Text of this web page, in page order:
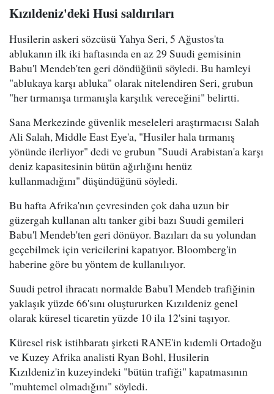
Kızıldeniz'deki Husi saldırıları
Husilerin askeri sözcüsü Yahya Seri, 5 Ağustos'ta
ablukanın ilk iki haftasında en az 29 Suudi gemisinin
Babu'l Mendeb'ten geri döndüğünü söyledi. Bu hamleyi
"ablukaya karşı abluka" olarak nitelendiren Seri, grubun
"her tırmanışa tırmanışla karşılık vereceğini" belirtti.
Sana Merkezinde güvenlik meseleleri araştırmacısı Salah
Ali Salah, Middle East Eye'a, "Husiler hala tırmanış
yönünde ilerliyor" dedi ve grubun "Suudi Arabistan'a karşı
deniz kapasitesinin bütün ağırlığını henüz
kullanmadığını" düşündüğünü söyledi.
Bu hafta Afrika'nın çevresinden çok daha uzun bir
güzergah kullanan altı tanker gibi bazı Suudi gemileri
Babu'l Mendeb'ten geri dönüyor. Bazıları da su yolundan
geçebilmek için vericilerini kapatıyor. Bloomberg'in
haberine göre bu yöntem de kullanılıyor.
Suudi petrol ihracatı normalde Babu'l Mendeb trafiğinin
yaklaşık yüzde 66'sını oluştururken Kızıldeniz genel
olarak küresel ticaretin yüzde 10 ila 12'sini taşıyor.
Küresel risk istihbaratı şirketi RANE'in kıdemli Ortadoğu
ve Kuzey Afrika analisti Ryan Bohl, Husilerin
Kızıldeniz'in kuzeyindeki "bütün trafiği" kapatmasının
"muhtemel olmadığını" söyledi.